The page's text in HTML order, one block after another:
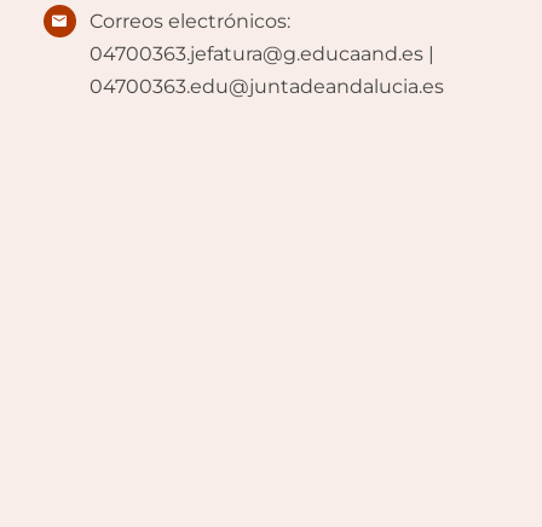
Correos electrónicos:
04700363.jefatura@g.educaand.es |
04700363.edu@juntadeandalucia.es